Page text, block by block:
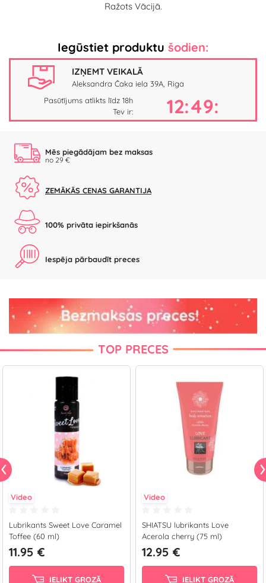
Ražots Vācijā.
Iegūstiet produktu šodien:
IZŅEMT VEIKALĀ
Aleksandra Čaka iela 39A, Riga
Pasūtījums atlikts līdz 18h
Tev ir:
12:49:
Mēs piegādājam bez maksas
no 29 €
ZEMĀKĀS CENAS GARANTIJA
100% privāta iepirkšanās
Iespēja pārbaudīt preces
TOP PRECES
Video
Lubrikants Sweet Love Caramel
Toffee (60 ml)
11.95 €
IELIKT GROZĀ
Video
SHIATSU lubrikants Love
Acerola cherry (75 ml)
12.95 €
IELIKT GROZĀ